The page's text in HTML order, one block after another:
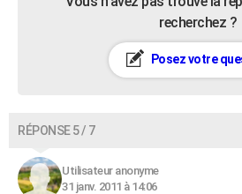
recherchez ?
Posez votre
RÉPONSE 5 / 7
Utilisateur anonyme
31 janv. 2011 à 14:06